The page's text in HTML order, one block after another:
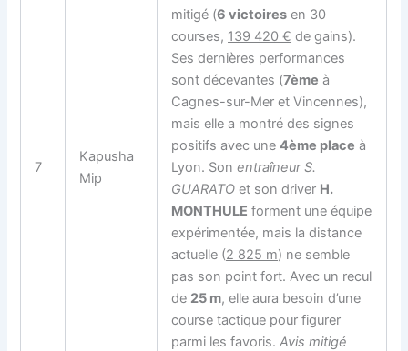
7
Kapusha
Mip
mitigé (6 victoires en 30
courses, 139 420 € de gains).
Ses dernières performances
sont décevantes (7ème à
Cagnes-sur-Mer et Vincennes),
mais elle a montré des signes
positifs avec une4ème place à
Lyon. Sonentraîneur S.
GUARATO et son driver H.
MONTHULE forment une équipe
expérimentée, mais la distance
actuelle (2 825 m) ne semble
pas son point fort. Avec un recul
de 25 m, elle aura besoin d’une
course tactique pour figurer
parmi les favoris.Avis mitigé